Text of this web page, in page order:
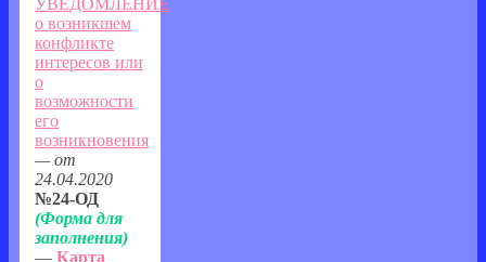
о возникшем
конфликте
интересов или
о
возможности
его
возникновения
— от
24.04.2020
№24-ОД
(Форма для
заполнения)
— Карта